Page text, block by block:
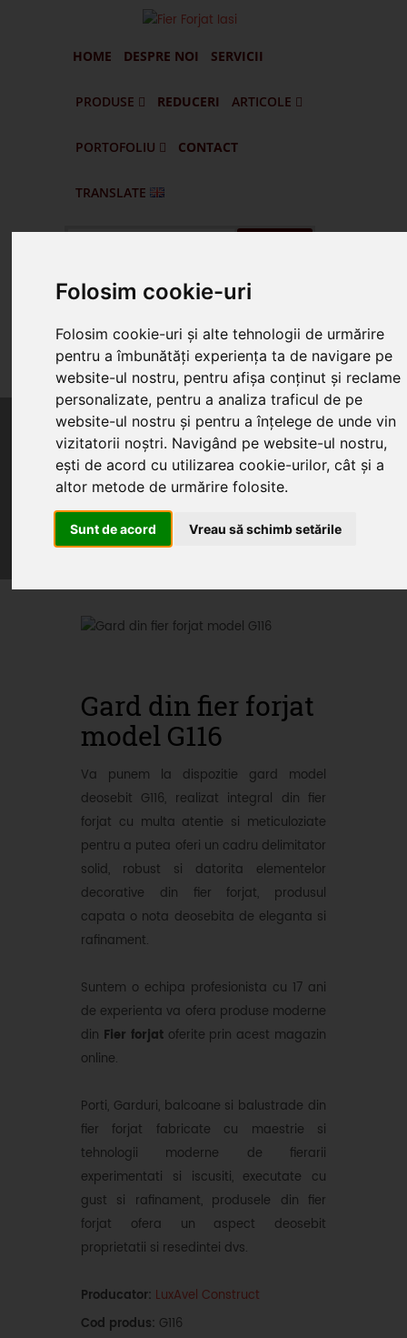
Folosim cookie-uri
Folosim cookie-uri și alte tehnologii de urmărire
pentru a îmbunătăți experiența ta de navigare pe
website-ul nostru, pentru afișa conținut și reclame
personalizate, pentru a analiza traficul de pe
website-ul nostru și pentru a înțelege de unde vin
vizitatorii noștri. Navigând pe website-ul nostru,
ești de acord cu utilizarea cookie-urilor, cât și a
altor metode de urmărire folosite.
Sunt de acord Vreau să schimb setările
HOME DESPRE NOI SERVICII
PRODUSE REDUCERI ARTICOLE
PORTOFOLIU CONTACT
TRANSLATE
Suna 0745.578.165
Home Produse Oferte
Servicii
Oferte promotionale si
Gard din fier forjat
model G116
Va punem la dispozitie gard model
deosebit G116, realizat integral din fier
forjat cu multa atentie si meticuloziate
pentru a putea oferi un cadru delimitator
solid, robust si datorita elementelor
decorative din fier forjat, produsul
capata o nota deosebita de eleganta si
rafinament.
Suntem o echipa profesionista cu 17 ani
de experienta va ofera produse moderne
din Fier forjatoferite prin acest magazin
online.
Porti, Garduri, balcoane si balustrade din
fier forjat fabricate cu maestrie si
tehnologii moderne de fierarii
experimentati si iscusiti, executate cu
gust si rafinament, produsele din fier
forjat ofera un aspect deosebit
proprietatii si resedintei dvs.
Producator: LuxAvel Construct
Cod produs: G116